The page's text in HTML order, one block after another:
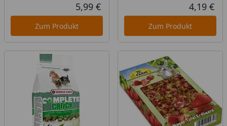
Aktueller Preis
5,99 €
Zum Produkt
4,19 €
Zum Produkt